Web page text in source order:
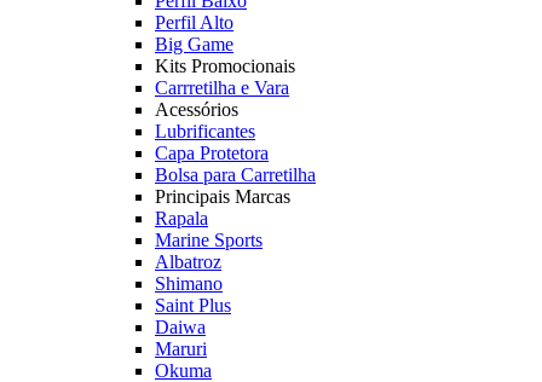
Perfil Alto
Big Game
Kits Promocionais
Carrretilha e Vara
Acessórios
Lubrificantes
Capa Protetora
Bolsa para Carretilha
Principais Marcas
Rapala
Marine Sports
Albatroz
Shimano
Saint Plus
Daiwa
Maruri
Okuma